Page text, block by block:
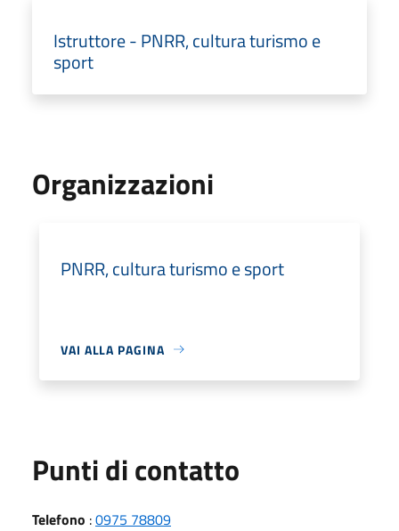
Istruttore - PNRR, cultura turismo e
sport
Organizzazioni
PNRR, cultura turismo e sport
VAI ALLA PAGINA
Punti di contatto
Telefono :0975 78809